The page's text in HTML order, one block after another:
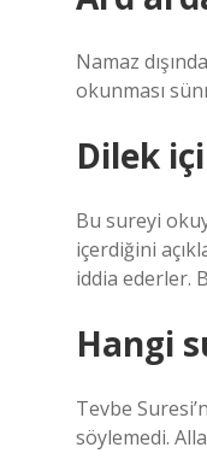
Namaz
okunması
Dilek
Bu sureyi
içerdiğini
iddia ederler.
Hangi
Tevbe
söylemedi.